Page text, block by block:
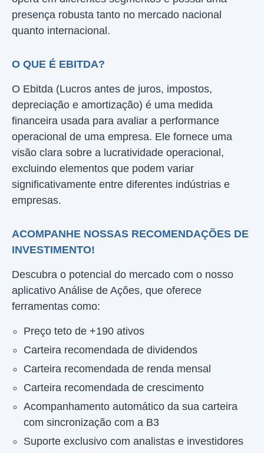
presença robusta tanto no mercado nacional
quanto internacional.
O QUE É EBITDA?
O Ebitda (Lucros antes de juros, impostos,
depreciação e amortização) é uma medida
financeira usada para avaliar a performance
operacional de uma empresa. Ele fornece uma
visão clara sobre a lucratividade operacional,
excluindo elementos que podem variar
significativamente entre diferentes indústrias e
empresas.
ACOMPANHE NOSSAS RECOMENDAÇÕES DE
INVESTIMENTO!
Descubra o potencial do mercado com o nosso
aplicativo Análise de Ações, que oferece
ferramentas como:
Preço teto de +190 ativos
Carteira recomendada de dividendos
Carteira recomendada de renda mensal
Carteira recomendada de crescimento
Acompanhamento automático da sua carteira
com sincronização com a B3
Suporte exclusivo com analistas e investidores